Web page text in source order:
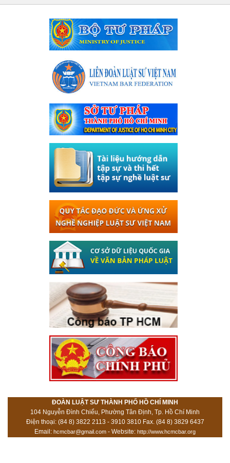
ĐOÀN LUẬT SƯ THÀNH PHỐ HỒ CHÍ MINH
104 Nguyễn Đình Chiểu, Phường Tân Định, Tp. Hồ Chí Minh
Điện thoại: (84 8) 3822 2113 - 3910 3810 Fax. (84 8) 3829 6437
Email: hcmcbar@gmail.com - Website: http://www.hcmcbar.org